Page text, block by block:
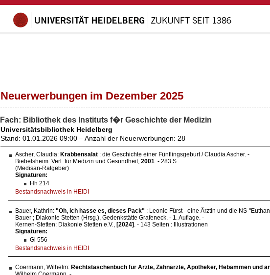
Neuerwerbungen im Dezember 2025
Fach: Bibliothek des Instituts f�r Geschichte der Medizin
Universitätsbibliothek Heidelberg
Stand: 01.01.2026 09:00 – Anzahl der Neuerwerbungen: 28
Ascher, Claudia: Krabbensalat : die Geschichte einer Fünflingsgeburt / Claudia Ascher. -
Biebelsheim: Verl. für Medizin und Gesundheit, 2001. - 283 S.
(Medisan-Ratgeber)
Signaturen:
Hh 214
Bestandsnachweis in HEIDI
Bauer, Kathrin: "Oh, ich hasse es, dieses Pack" : Leonie Fürst - eine Ärztin und die NS-
Bauer ; Diakonie Stetten (Hrsg.), Gedenkstätte Grafeneck. - 1. Auflage. -
Kernen-Stetten: Diakonie Stetten e.V., [2024] . - 143 Seiten : Illustrationen
Signaturen:
Gi 556
Bestandsnachweis in HEIDI
Coermann, Wilhelm: Rechtstaschenbuch für Ärzte, Zahnärzte, Apotheker, Hebammen und